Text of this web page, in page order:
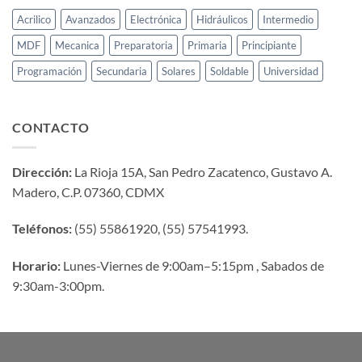
Acrilico Avanzados Electrónica Hidráulicos
Intermedio
MDF
Mecanica Preparatoria Primaria
Principiante
Programación
Secundaria Solares Soldable Universidad
CONTACTO
Dirección: La Rioja 15A, San Pedro Zacatenco, Gustavo A.
Madero, C.P. 07360, CDMX
Teléfonos: (55) 55861920, (55) 57541993.
Horario: Lunes-Viernes de 9:00am–5:15pm , Sabados de
9:30am-3:00pm.